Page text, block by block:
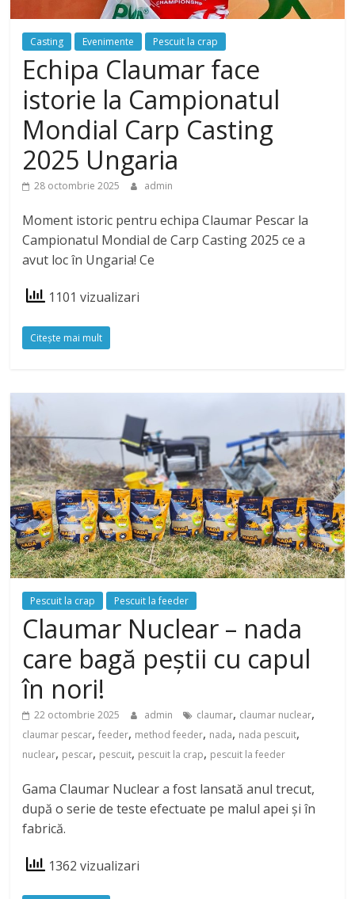
Casting Evenimente Pescuit la crap
Echipa Claumar face
istorie la Campionatul
Mondial Carp Casting
2025 Ungaria
28 octombrie 2025 admin
Moment istoric pentru echipa Claumar Pescar la
Campionatul Mondial de Carp Casting 2025 ce a
avut loc în Ungaria! Ce
1101 vizualizari
Citeşte mai mult
Pescuit la crap Pescuit la feeder
Claumar Nuclear – nada
care bagă peștii cu capul
în nori!
22 octombrie 2025 admin claumar, claumar nuclear,
claumar pescar,feeder, method feeder, nada, nada pescuit,
nuclear, pescar, pescuit, pescuit la crap, pescuit la feeder
Gama Claumar Nuclear a fost lansată anul trecut,
după o serie de teste efectuate pe malul apei și în
fabrică.
1362 vizualizari